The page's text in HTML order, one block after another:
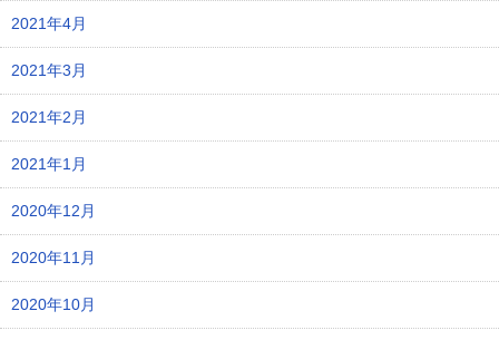
2021年4月
2021年3月
2021年2月
2021年1月
2020年12月
2020年11月
2020年10月